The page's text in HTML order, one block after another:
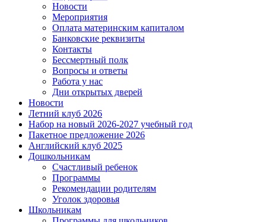
Новости
Мероприятия
Оплата материнским капиталом
Банковские реквизиты
Контакты
Бессмертный полк
Вопросы и ответы
Работа у нас
Дни открытых дверей
Новости
Летний клуб 2026
Набор на новый 2026-2027 учебный год
Пакетное предложение 2026
Английский клуб 2025
Дошкольникам
Счастливый ребенок
Программы
Рекомендации родителям
Уголок здоровья
Школьникам